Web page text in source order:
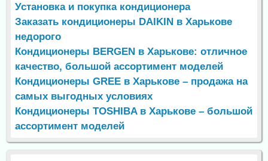
Установка и покупка кондиционера
Заказать кондиционеры DAIKIN в Харькове
недорого
Кондиционеры BERGEN в Харькове: отличное
качество, большой ассортимент моделей
Кондиционеры GREE в Харькове – продажа на
самых выгодных условиях
Кондиционеры TOSHIBA в Харькове – большой
ассортимент моделей